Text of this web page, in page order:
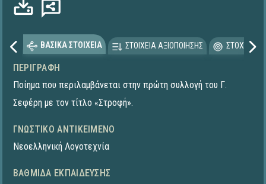
ΒΑΣΙΚΑ ΣΤΟΙΧΕΙΑ ΣΤΟΙΧΕΙΑ ΑΞΙΟΠΟΙΗΣΗΣ
ΠΕΡΙΓΡΑΦΉ
Ποίημα που περιλαμβάνεται στην πρώτη συλλογή του Γ.
Σεφέρη με τον τίτλο «Στροφή».
ΓΝΩΣΤΙΚΌ ΑΝΤΙΚΕΊΜΕΝΟ
Νεοελληνική Λογοτεχνία
ΒΑΘΜΊΔΑ ΕΚΠΑΊΔΕΥΣΗΣ